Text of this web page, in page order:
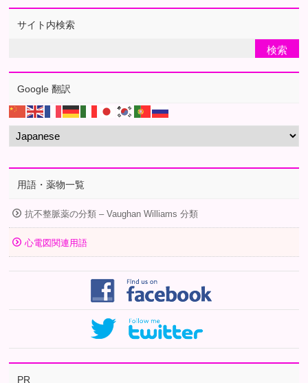
サイト内検索
Google 翻訳
用語・薬物一覧
抗不整脈薬の分類 – Vaughan Williams 分類
心電図関連用語
PR